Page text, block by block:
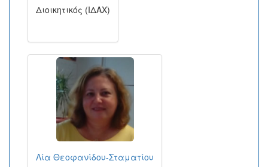
Διοικητικός (ΙΔΑΧ)
Λία Θεοφανίδου-Σταματίου